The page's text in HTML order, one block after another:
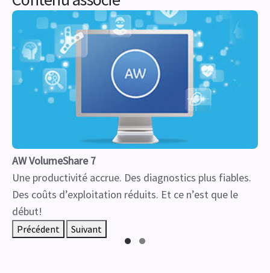
AW VolumeShare 7
Une productivité accrue. Des diagnostics plus fiables.
Des coûts d’exploitation réduits. Et ce n’est que le
début!
Précédent Suivant